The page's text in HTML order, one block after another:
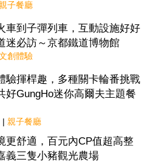
子餐廳
車到子彈列車，互動設施好好
迷必訪～京都鐵道博物館
創體驗
驗揮桿趣，多種關卡輪番挑戰
好GungHo迷你高爾夫主題餐
| 親子餐廳
更舒適，百元內CP值超高整
義三隻小豬觀光農場